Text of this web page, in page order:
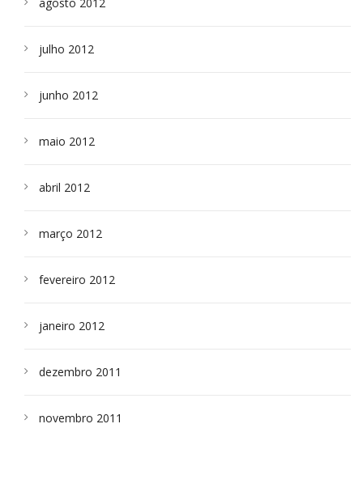
julho 2012
junho 2012
maio 2012
abril 2012
março 2012
fevereiro 2012
janeiro 2012
dezembro 2011
novembro 2011